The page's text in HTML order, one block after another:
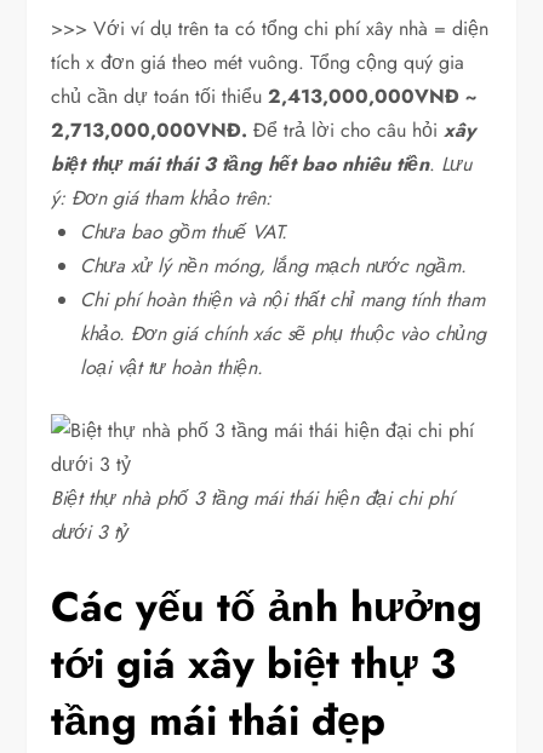
>>> Với ví dụ trên ta có tổng chi phí xây nhà = diện
tích x đơn giá theo mét vuông. Tổng cộng quý gia
chủ cần dự toán tối thiểu2,413,000,000VNĐ ~
2,713,000,000VNĐ. Để trả lời cho câu hỏixây
biệt thự mái thái 3 tầng hết bao nhiêu tiền. Lưu
ý: Đơn giá tham khảo trên:
Chưa bao gồm thuế VAT.
Chưa xử lý nền móng, lắng mạch nước ngầm.
Chi phí hoàn thiện và nội thất chỉ mang tính tham
khảo. Đơn giá chính xác sẽ phụ thuộc vào chủng
loại vật tư hoàn thiện.
Biệt thự nhà phố 3 tầng mái thái hiện đại chi phí
dưới 3 tỷ
Các yếu tố ảnh hưởng
tới giá xây biệt thự 3
tầng mái thái đẹp